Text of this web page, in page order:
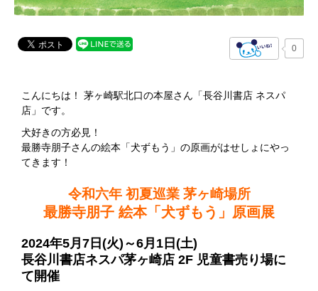
0
こんにちは！ 茅ヶ崎駅北口の本屋さん「長谷川書店 ネスパ
店」です。
犬好きの方必見！
最勝寺朋子さんの絵本「犬ずもう」の原画がはせしょにやっ
てきます！
令和六年 初夏巡業 茅ヶ崎場所
最勝寺朋子 絵本「犬ずもう」原画展
2024年5月7日(火)～6月1日(土)
長谷川書店ネスパ茅ヶ崎店 2F 児童書売り場に
て開催